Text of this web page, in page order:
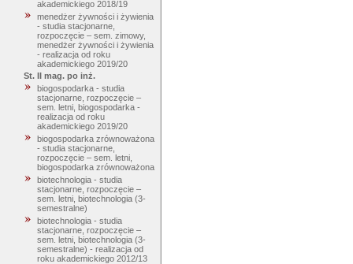
akademickiego 2018/19
menedżer żywności i żywienia
- studia stacjonarne,
rozpoczęcie – sem. zimowy,
menedżer żywności i żywienia
- realizacja od roku
akademickiego 2019/20
St. II mag. po inż.
biogospodarka - studia
stacjonarne, rozpoczęcie –
sem. letni, biogospodarka -
realizacja od roku
akademickiego 2019/20
biogospodarka zrównoważona
- studia stacjonarne,
rozpoczęcie – sem. letni,
biogospodarka zrównoważona
biotechnologia - studia
stacjonarne, rozpoczęcie –
sem. letni, biotechnologia (3-
semestralne)
biotechnologia - studia
stacjonarne, rozpoczęcie –
sem. letni, biotechnologia (3-
semestralne) - realizacja od
roku akademickiego 2012/13